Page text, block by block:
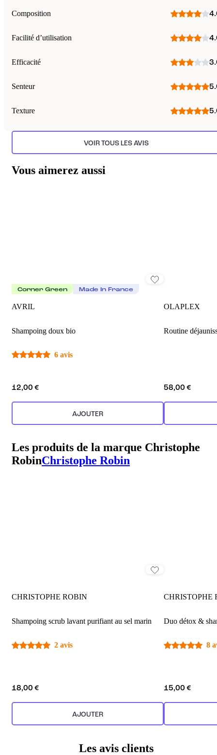
Composition
Facilité d’utilisation
Efficacité
Senteur
Texture
VOIR TOUS LES AVIS
Vous aimerez aussi
Corner Green Made In France
AVRIL
Shampoing doux bio
6 avis
12,00 €
AJOUTER
OLAPLEX
Routine
58,00 €
Les produits de la marque Christophe
RobinChristophe Robin
CHRISTOPHE ROBIN
Shampoing scrub lavant purifiant au sel marin
2 avis
18,00 €
AJOUTER
CHRISTOPHE
Duo détox &
8
15,00 €
Les avis clients